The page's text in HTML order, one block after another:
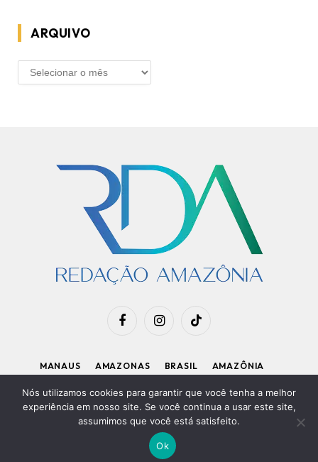
ARQUIVO
ARQUIVO
FacebookInstagramTikTok
MANAUS AMAZONAS BRASIL
AMAZÔNIA
Diretor Executivo: Kleiton Renzo|Política de Privacidade
Nós utilizamos cookies para garantir que você tenha a melhor
experiência em nosso site. Se você continua a usar este site,
assumimos que você está satisfeito.
Ok